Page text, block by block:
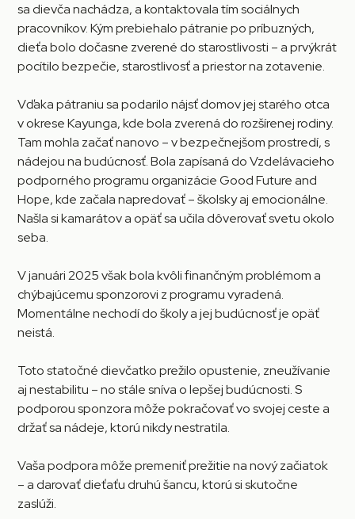
sa dievča nachádza, a kontaktovala tím sociálnych
pracovníkov. Kým prebiehalo pátranie po príbuzných,
dieťa bolo dočasne zverené do starostlivosti – a prvýkrát
pocítilo bezpečie, starostlivosť a priestor na zotavenie.
Vďaka pátraniu sa podarilo nájsť domov jej starého otca
v okrese Kayunga, kde bola zverená do rozšírenej rodiny.
Tam mohla začať nanovo – v bezpečnejšom prostredí, s
nádejou na budúcnosť. Bola zapísaná do Vzdelávacieho
podporného programu organizácie Good Future and
Hope, kde začala napredovať – školsky aj emocionálne.
Našla si kamarátov a opäť sa učila dôverovať svetu okolo
seba.
V januári 2025 však bola kvôli finančným problémom a
chýbajúcemu sponzorovi z programu vyradená.
Momentálne nechodí do školy a jej budúcnosť je opäť
neistá.
Toto statočné dievčatko prežilo opustenie, zneužívanie
aj nestabilitu – no stále sníva o lepšej budúcnosti. S
podporou sponzora môže pokračovať vo svojej ceste a
držať sa nádeje, ktorú nikdy nestratila.
Vaša podpora môže premeniť prežitie na nový začiatok
– a darovať dieťaťu druhú šancu, ktorú si skutočne
zaslúži.